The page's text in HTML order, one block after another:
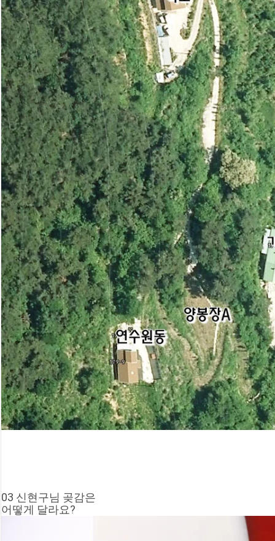
03 신현구님 곶감은
어떻게 달라요?